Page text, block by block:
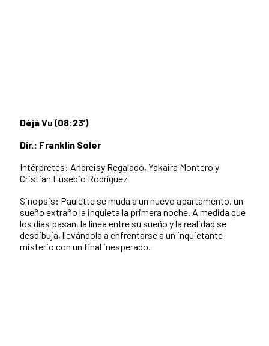
Déjà Vu (08:23’)
Dir.: Franklin Soler
Intérpretes: Andreisy Regalado, Yakaira Montero y
Cristian Eusebio Rodríguez
Sinopsis: Paulette se muda a un nuevo apartamento, un
sueño extraño la inquieta la primera noche. A medida que
los días pasan, la línea entre su sueño y la realidad se
desdibuja, llevándola a enfrentarse a un inquietante
misterio con un final inesperado.